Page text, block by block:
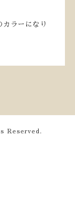
カラーになり
Reserved.